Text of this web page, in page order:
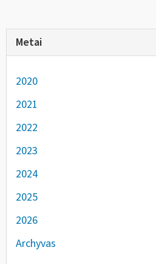
Metai
2020
2021
2022
2023
2024
2025
2026
Archyvas